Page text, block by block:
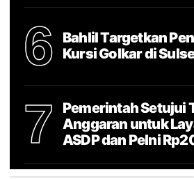
6
Bahlil Targetkan
Kursi Golkar di
7
Pemerintah Setujui
Anggaran untuk
ASDP dan Pelni